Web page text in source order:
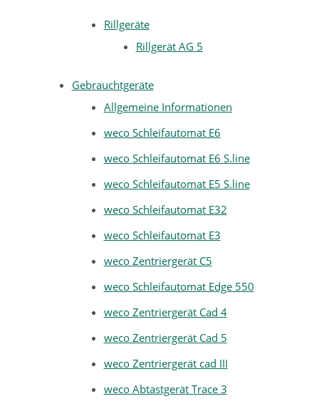
Rillgeräte
Rillgerät AG 5
Gebrauchtgeräte
Allgemeine Informationen
weco Schleifautomat E6
weco Schleifautomat E6 S.line
weco Schleifautomat E5 S.line
weco Schleifautomat E32
weco Schleifautomat E3
weco Zentriergerät C5
weco Schleifautomat Edge 550
weco Zentriergerät Cad 4
weco Zentriergerät Cad 5
weco Zentriergerät cad III
weco Abtastgerät Trace 3